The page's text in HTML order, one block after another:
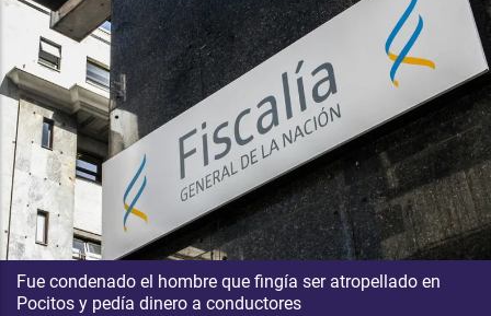
Fue condenado el hombre que fingía ser atropellado en
Pocitos y pedía dinero a conductores